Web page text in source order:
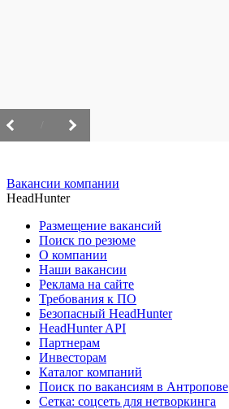
Вакансии компании
HeadHunter
Размещение вакансий
Поиск по резюме
О компании
Наши вакансии
Реклама на сайте
Требования к ПО
Безопасный HeadHunter
HeadHunter API
Партнерам
Инвесторам
Каталог компаний
Поиск по вакансиям в Антропове
Сетка: соцсеть для нетворкинга